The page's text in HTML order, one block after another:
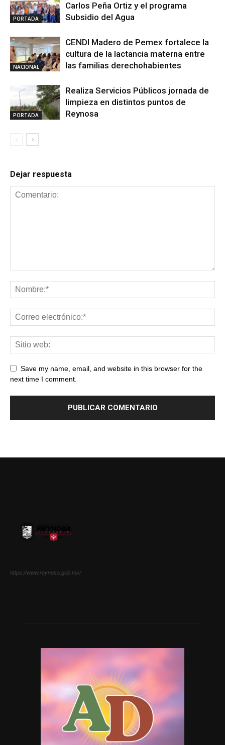
PORTADA
Carlos Peña Ortiz y el programa
Subsidio del Agua
NACIONAL
CENDI Madero de Pemex fortalece la
cultura de la lactancia materna entre
las familias derechohabientes
PORTADA
Realiza Servicios Públicos jornada de
limpieza en distintos puntos de
Reynosa
Dejar respuesta
Save my name, email, and website in this browser for the
next time I comment.
https://www.reynosa.gob.mx/